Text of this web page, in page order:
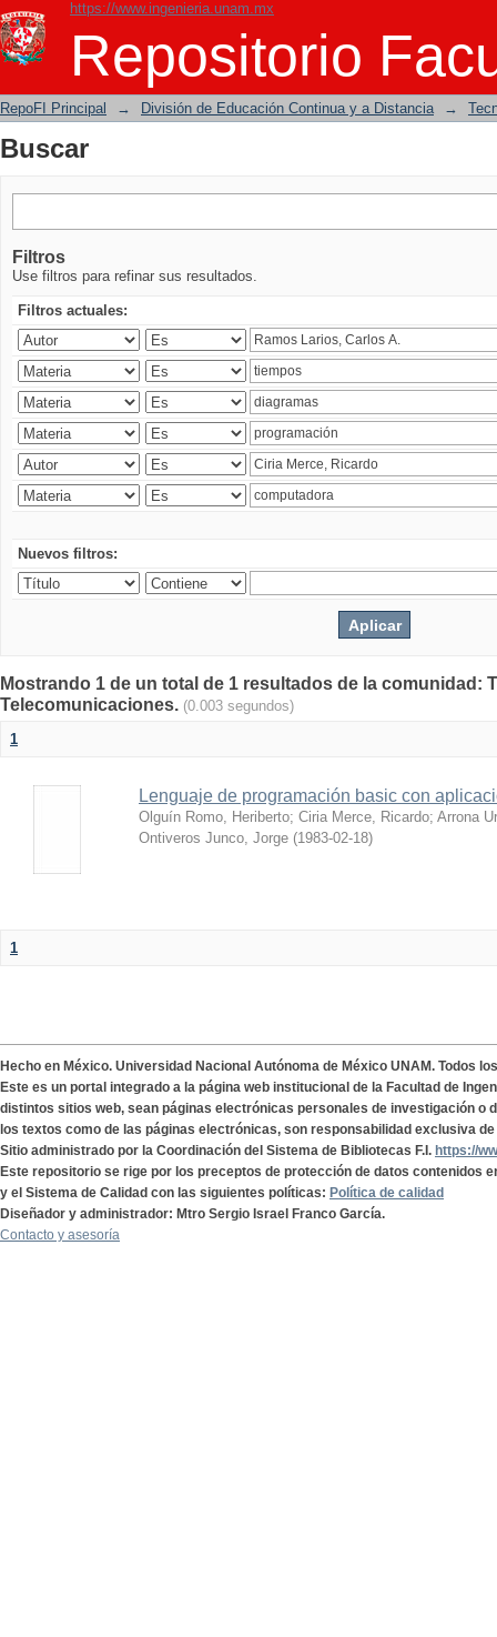
https://www.ingenieria.unam.mx
Repositorio
Buscar
RepoFI Principal → División de Educación Continua y a Distancia →
Buscar
Filtros
Use filtros para refinar sus resultados.
Filtros actuales:
Nuevos filtros:
Mostrando 1 de un total de 1 resultados de la comunidad:
Telecomunicaciones. (0.003 segundos)
1
Lenguaje de programación basic con
Olguín Romo, Heriberto; Ciria Merce, Ricardo; Arrona
Ontiveros Junco, Jorge (1983-02-18)
1
Hecho en México. Universidad Nacional Autónoma de México UNAM. Todos
Este es un portal integrado a la página web institucional de la Facultad de
distintos sitios web, sean páginas electrónicas personales de investigación o
los textos como de las páginas electrónicas, son responsabilidad exclusiva
Sitio administrado por la Coordinación del Sistema de Bibliotecas F.I. https://
Este repositorio se rige por los preceptos de protección de datos contenidos
y el Sistema de Calidad con las siguientes políticas: Política de calidad
Diseñador y administrador: Mtro Sergio Israel Franco García.
Contacto y asesoría